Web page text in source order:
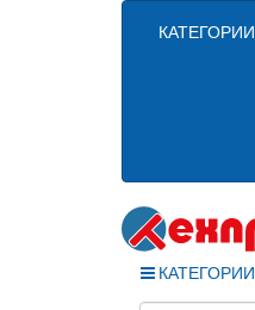
КАТЕГОРИИ
КАТЕГОРИИ